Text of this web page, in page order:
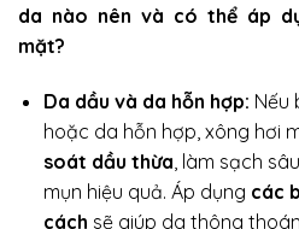
da nào nên và có thể áp
mặt?
Da dầu và da hỗn hợp: Nếu
hoặc da hỗn hợp, xông hơi
soát dầu thừa, làm sạch
mụn hiệu quả. Áp dụng các
cách sẽ giúp da thông